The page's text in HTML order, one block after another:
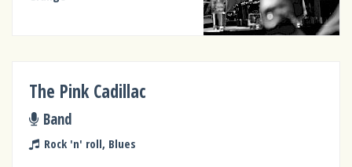
The Pink Cadillac
Band
Rock 'n' roll, Blues